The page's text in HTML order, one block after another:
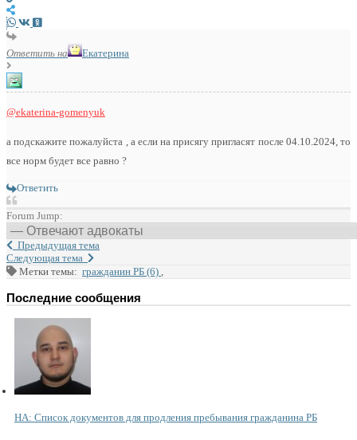
Ответить на Екатерина
@ekaterina-gomenyuk
а подскажите пожалуйста , а если на присягу пригласят после 04.10.2024, то
все норм будет все равно ?
Ответить
Forum Jump:
Предыдущая тема
Следующая тема
Метки темы: гражданин РБ (6) ,
Последние сообщения
НА: Список документов для продления пребывания гражданина РБ